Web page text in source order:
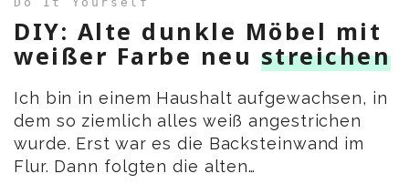
DIY: Alte dunkle Möbel mit
weißer Farbe neu streichen
Ich bin in einem Haushalt aufgewachsen, in
dem so ziemlich alles weiß angestrichen
wurde. Erst war es die Backsteinwand im
Flur. Dann folgten die alten…